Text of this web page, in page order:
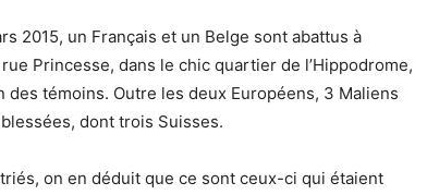
2015, un Français et un Belge sont abattus à
Princesse, dans le chic quartier de l’Hippodrome,
témoins. Outre les deux Européens, 3 Maliens
dont trois Suisses.
on en déduit que ce sont ceux-ci qui étaient